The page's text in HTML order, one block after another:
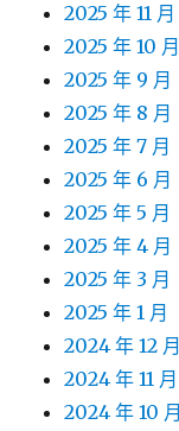
2025 年 11 月
2025 年 10 月
2025 年 9 月
2025 年 8 月
2025 年 7 月
2025 年 6 月
2025 年 5 月
2025 年 4 月
2025 年 3 月
2025 年 1 月
2024 年 12 月
2024 年 11 月
2024 年 10 月